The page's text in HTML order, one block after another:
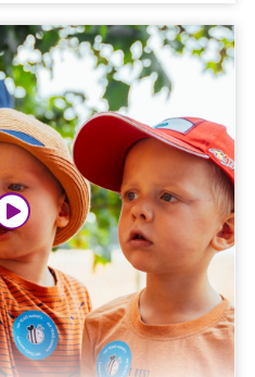
haben uns rund 350
Aktion „Mit TEAG
aus ganz Thüringen
von der
weil wir so
statt 25 sogar 30
die
Gewinner findet Ihr
insektenhotels
#MitTEAGSummts
#Trend